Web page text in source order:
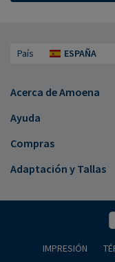
País ESPAÑA
Acerca de Amoena
Ayuda
Compras
Adaptación y Tallas
IMPRESIÓN